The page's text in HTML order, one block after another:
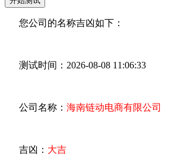
您公司的名称吉凶如下：
测试时间：2026-08-08 11:06:33
公司名称： 海南链动电商有限公司
吉凶： 大吉